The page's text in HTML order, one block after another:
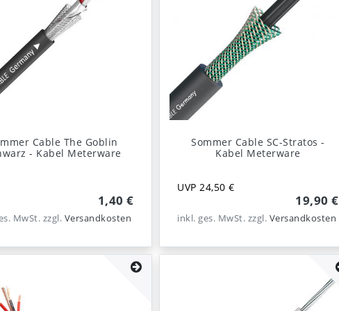
Cable The Goblin
- Kabel Meterware
1,40 €
MwSt. zzgl. Versandkosten
Sommer Cable SC-Stratos -
Kabel Meterware
UVP 24,50 €
19,90 €
inkl. ges. MwSt. zzgl. Versandkosten